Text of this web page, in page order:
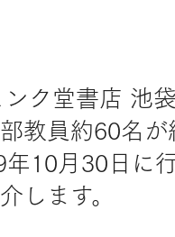
ク堂書店 池
教員約60名
10月30日に
します。